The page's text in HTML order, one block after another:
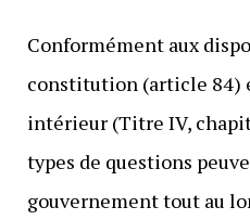
Conformément aux
constitution (article 84)
intérieur (Titre IV,
types de questions
gouvernement tout au